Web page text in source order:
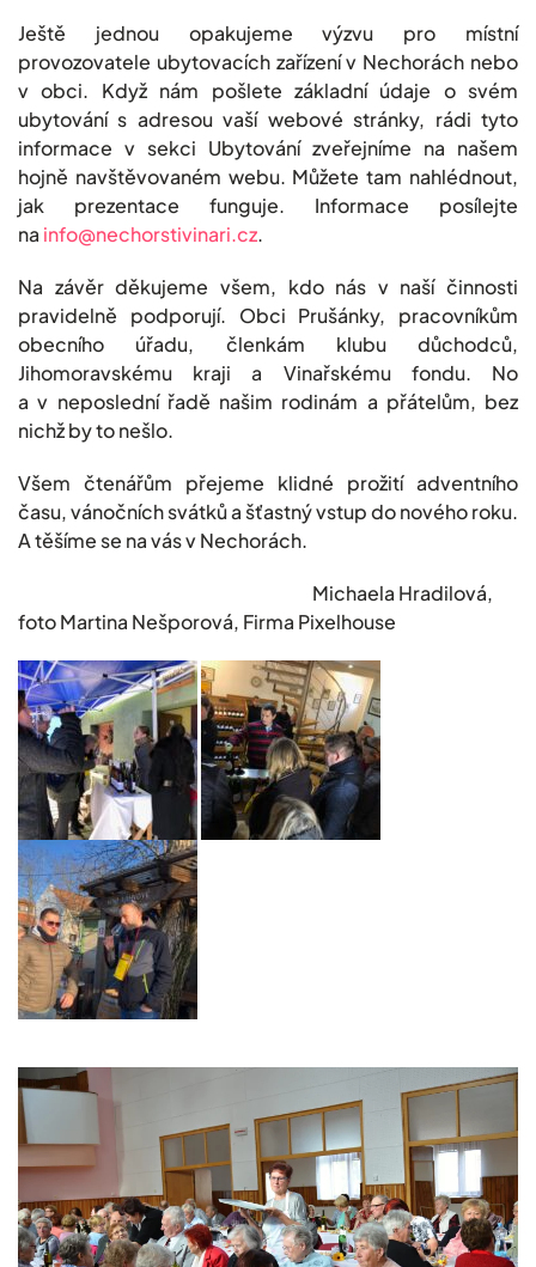
Ještě jednou opakujeme výzvu pro místní
provozovatele ubytovacích zařízení v Nechorách nebo
v obci. Když nám pošlete základní údaje o svém
ubytování s adresou vaší webové stránky, rádi tyto
informace v sekci Ubytování zveřejníme na našem
hojně navštěvovaném webu. Můžete tam nahlédnout,
jak prezentace funguje. Informace posílejte
na info@nechorstivinari.cz.
Na závěr děkujeme všem, kdo nás v naší činnosti
pravidelně podporují. Obci Prušánky, pracovníkům
obecního úřadu, členkám klubu důchodců,
Jihomoravskému kraji a Vinařskému fondu. No
a v neposlední řadě našim rodinám a přátelům, bez
nichž by to nešlo.
Všem čtenářům přejeme klidné prožití adventního
času, vánočních svátků a šťastný vstup do nového roku.
A těšíme se na vás v Nechorách.
Michaela Hradilová,
foto Martina Nešporová, Firma Pixelhouse